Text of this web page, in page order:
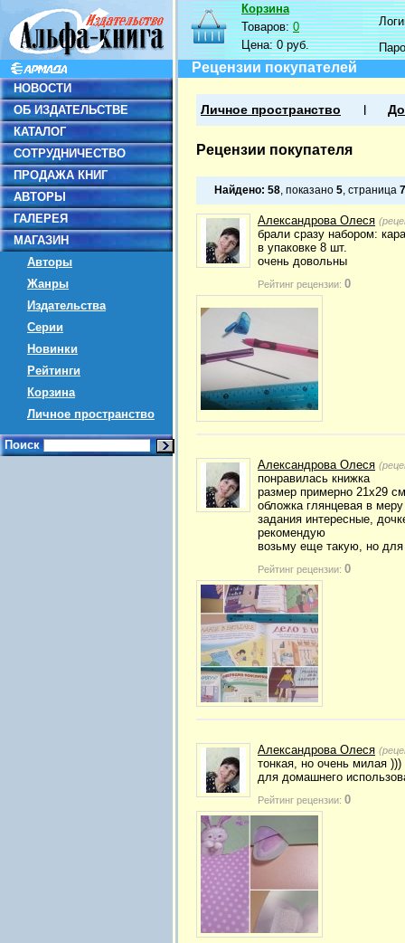
НОВОСТИ
ОБ ИЗДАТЕЛЬСТВЕ
КАТАЛОГ
СОТРУДНИЧЕСТВО
ПРОДАЖА КНИГ
АВТОРЫ
ГАЛЕРЕЯ
МАГАЗИН
Авторы
Жанры
Издательства
Серии
Новинки
Рейтинги
Корзина
Личное пространство
Поиск
Корзина
Товаров:0
Цена:0 руб.
Рецензии покупателей
Личное пространство
Рецензии покупателя
Найдено: 58, показано 5, страница 7
Александрова Олеся
брали сразу набором:
в упаковке 8 шт.
очень довольны
Рейтинг рецензии: 0
Александрова Олеся
понравилась книжка
размер примерно 21х29 см
обложка глянцевая в
задания интересные,
рекомендую
возьму еще такую, но для
Рейтинг рецензии: 0
Александрова Олеся
тонкая, но очень милая )))
для домашнего
Рейтинг рецензии: 0